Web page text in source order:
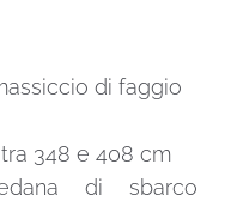
di faggio
348 e 408 cm
di sbarco